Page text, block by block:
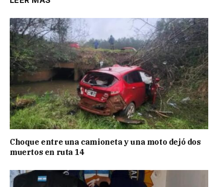
Choque entre una camioneta y una moto dejó dos
muertos en ruta 14